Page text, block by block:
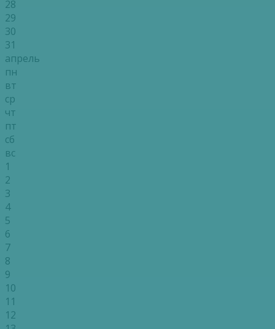
28
29
30
31
апрель
пн
вт
ср
чт
пт
сб
вс
1
2
3
4
5
6
7
8
9
10
11
12